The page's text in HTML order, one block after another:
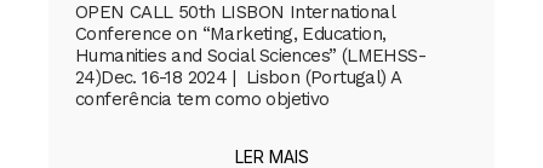
OPEN CALL 50th LISBON International
Conference on “Marketing, Education,
Humanities and Social Sciences” (LMEHSS-
24)Dec. 16-18 2024 | Lisbon (Portugal) A
conferência tem como objetivo
LER MAIS